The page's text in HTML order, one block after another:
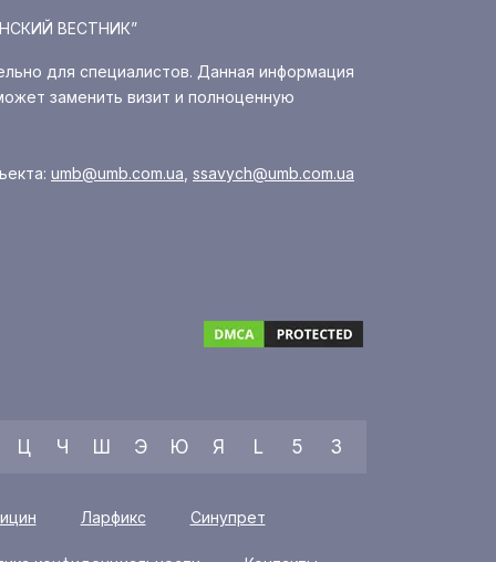
ВЕСТНИК”
для специалистов. Данная информация
заменить визит и полноценную
umb@umb.com.ua ssavych@umb.com.ua
Ларфикс Синупрет
Ц Ч Ш Э Ю Я L 5 3